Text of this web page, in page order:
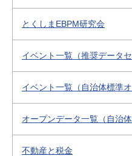
とくしまEBPM研究会
イベント一覧（推奨データセ
イベント一覧（自治体標準
オープンデータ一覧（自治
不動産と税金